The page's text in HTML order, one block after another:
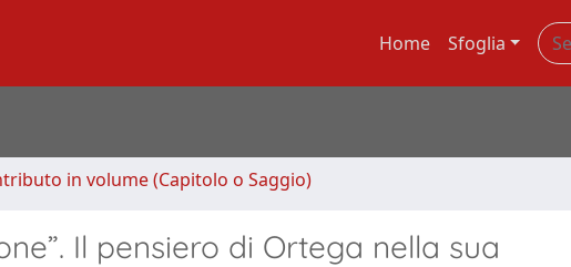
Home Sfoglia
in volume (Capitolo o Saggio)
Il pensiero di Ortega nella sua